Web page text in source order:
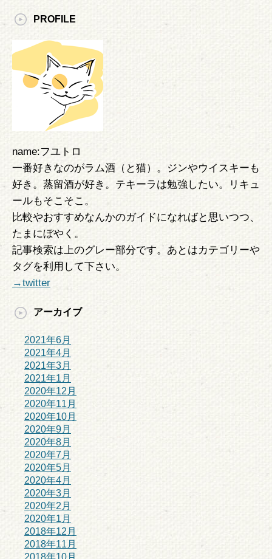
PROFILE
name:フユトロ
一番好きなのがラム酒（と猫）。ジンやウイスキーも
好き。蒸留酒が好き。テキーラは勉強したい。リキュ
ールもそこそこ。
比較やおすすめなんかのガイドになればと思いつつ、
たまにぼやく。
記事検索は上のグレー部分です。あとはカテゴリーや
タグを利用して下さい。
→twitter
アーカイブ
2021年6月
2021年4月
2021年3月
2021年1月
2020年12月
2020年11月
2020年10月
2020年9月
2020年8月
2020年7月
2020年5月
2020年4月
2020年3月
2020年2月
2020年1月
2018年12月
2018年11月
2018年10月